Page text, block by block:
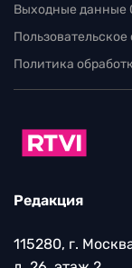
Выходные данные
Политика
Редакция
115280, г.